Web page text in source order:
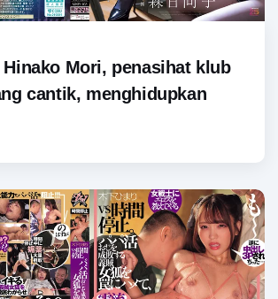
Hinako Mori, penasihat klub
cantik, menghidupkan